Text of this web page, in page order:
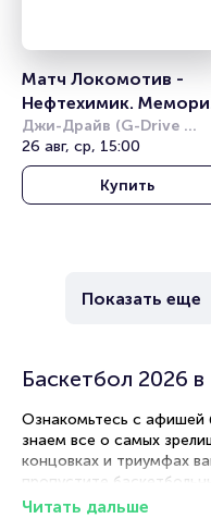
Матч Локомотив -
Нефтехимик.
имени Виктора
Блинова
Джи-Драйв (G-Drive
Арена)
26 авг, ср, 15:00
Купить
Показать еще
Баскетбол 2026
Ознакомьтесь с афишей
знаем все о самых
концовках и триумфах
пропустите
известных клубов. Для
Читать дальше